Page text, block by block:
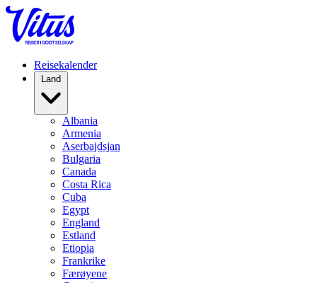
Reisekalender
Albania
Armenia
Aserbajdsjan
Bulgaria
Canada
Costa Rica
Cuba
Egypt
England
Estland
Etiopia
Frankrike
Færøyene